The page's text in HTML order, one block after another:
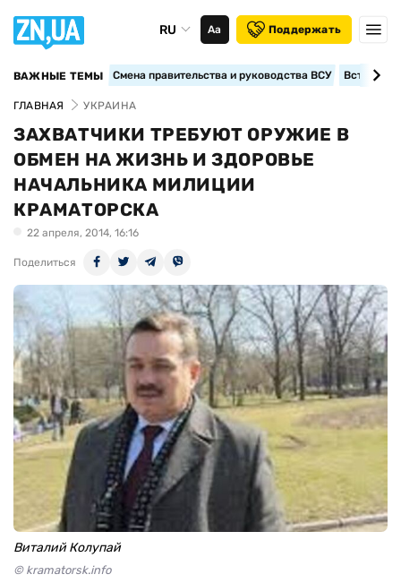
RU Аа Поддержать
ВАЖНЫЕ ТЕМЫ Смена правительства и руководства ВСУ
ГЛАВНАЯ УКРАИНА
ЗАХВАТЧИКИ ТРЕБУЮТ ОРУЖИЕ В
ОБМЕН НА ЖИЗНЬ И ЗДОРОВЬЕ
НАЧАЛЬНИКА МИЛИЦИИ
КРАМАТОРСКА
22 апреля, 2014, 16:16
Поделиться
Виталий Колупай
© kramatorsk.info